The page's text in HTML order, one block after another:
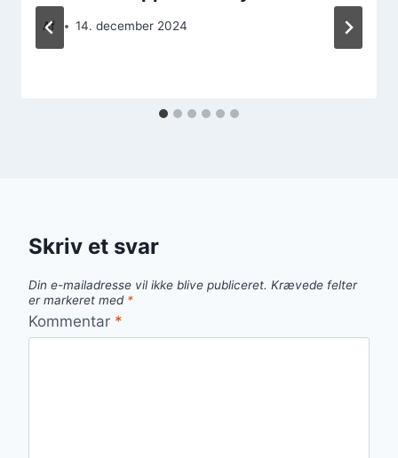
Af 14. december 2024
Skriv et svar
Din e-mailadresse vil ikke blive publiceret. Krævede felter
er markeret med *
Kommentar *